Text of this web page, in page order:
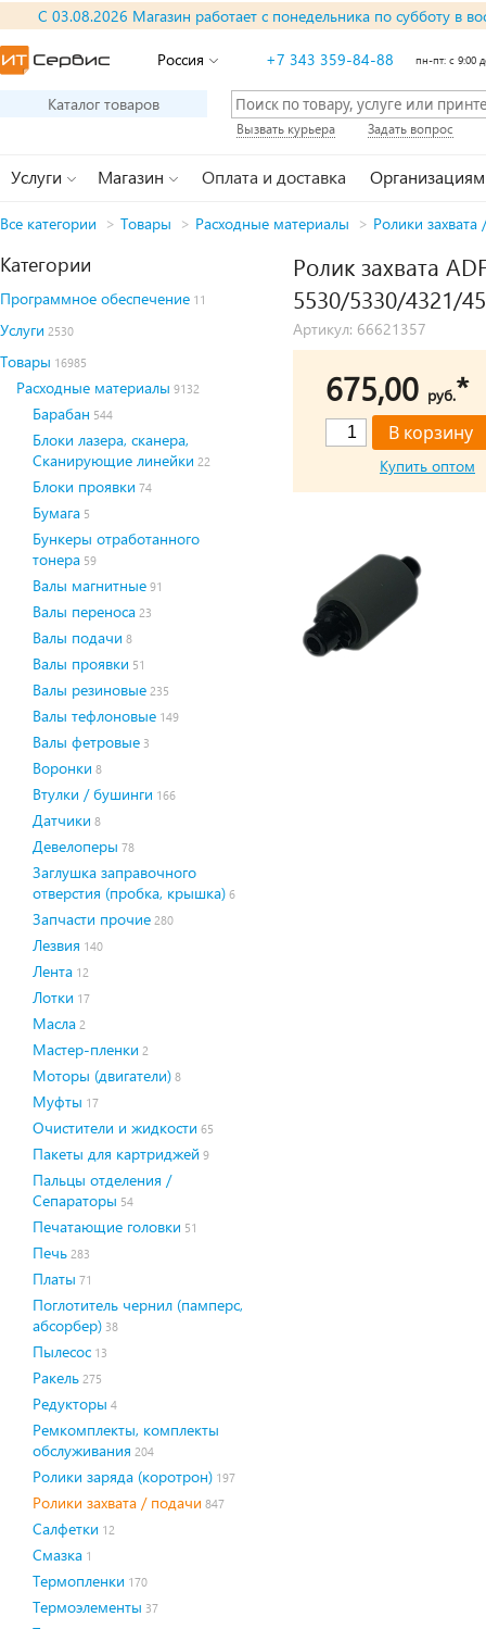
С 03.08.2026 Магазин работает с понедельника по субботу в
Россия +7 343 359-84-88 пн-пт: с 9:00
Каталог товаров
Вызвать курьера Задать вопрос
Услуги Магазин Оплата и доставка Организациям
Все категории > Товары > Расходные материалы > Ролики
Категории
Программное обеспечение 11
Услуги 2530
Товары 16985
Расходные материалы 9132
Барабан 544
Блоки лазера, сканера,
Сканирующие линейки 22
Блоки проявки 74
Бумага 5
Бункеры отработанного
тонера 59
Валы магнитные 91
Валы переноса 23
Валы подачи 8
Валы проявки 51
Валы резиновые 235
Валы тефлоновые 149
Валы фетровые 3
Воронки 8
Втулки / бушинги 166
Датчики 8
Девелоперы 78
Заглушка заправочного
отверстия (пробка, крышка) 6
Запчасти прочие 280
Лезвия 140
Лента 12
Лотки 17
Масла 2
Мастер-пленки 2
Моторы (двигатели) 8
Муфты 17
Очистители и жидкости 65
Пакеты для картриджей 9
Пальцы отделения /
Сепараторы 54
Печатающие головки 51
Печь 283
Платы 71
Поглотитель чернил (памперс,
абсорбер) 38
Пылесос 13
Ракель 275
Редукторы 4
Ремкомплекты, комплекты
обслуживания 204
Ролики заряда (коротрон) 197
Ролики захвата / подачи 847
Салфетки 12
Смазка 1
Термопленки 170
Термоэлементы 37
Ролик захвата
5530/5330/4321/
Артикул: 66621357
675,00 руб.*
Купить оптом